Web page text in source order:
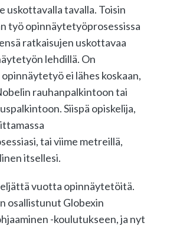
uskottavalla tavalla. Toisin
työ opinnäytetyöprosessissa
ratkaisujen uskottavaa
lehdillä. On
ei lähes koskaan,
rauhanpalkintoon tai
Siispä opiskelija,
tai viime metreillä,
itsellesi.
vuotta opinnäytetöitä.
osallistunut Globexin
-koulutukseen, ja nyt